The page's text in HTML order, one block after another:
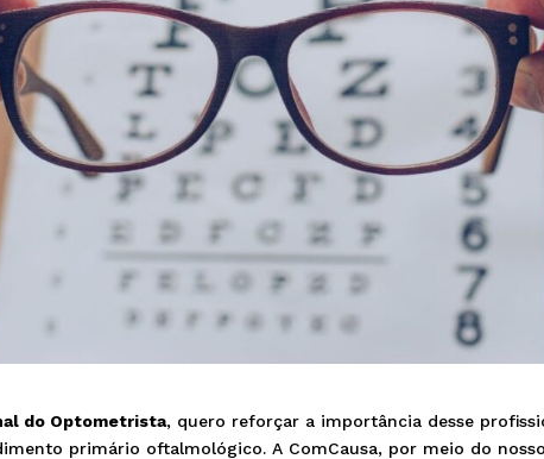
do Optometrista, quero reforçar a importância desse
primário oftalmológico. A ComCausa, por meio do